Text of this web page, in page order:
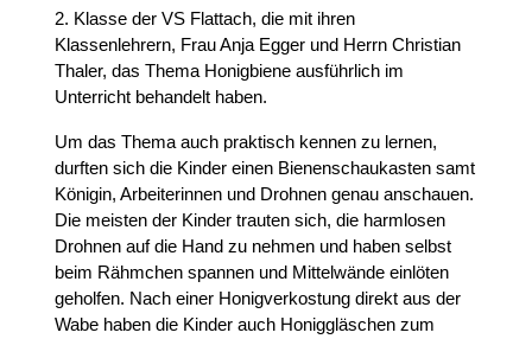
2. Klasse der VS Flattach, die mit ihren
Klassenlehrern, Frau Anja Egger und Herrn Christian
Thaler, das Thema Honigbiene ausführlich im
Unterricht behandelt haben.
Um das Thema auch praktisch kennen zu lernen,
durften sich die Kinder einen Bienenschaukasten samt
Königin, Arbeiterinnen und Drohnen genau anschauen.
Die meisten der Kinder trauten sich, die harmlosen
Drohnen auf die Hand zu nehmen und haben selbst
beim Rähmchen spannen und Mittelwände einlöten
geholfen. Nach einer Honigverkostung direkt aus der
Wabe haben die Kinder auch Honiggläschen zum